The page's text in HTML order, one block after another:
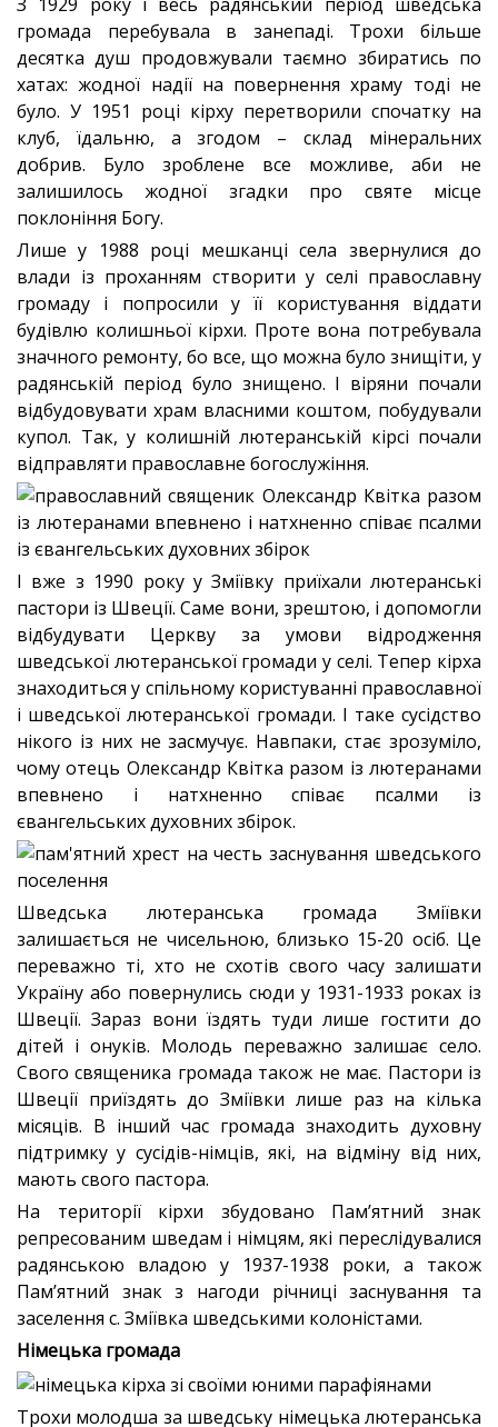
громада перебувала в занепаді. Трохи більше
десятка душ продовжували таємно збиратись по
хатах: жодної надії на повернення храму тоді не
було. У 1951 році кірху перетворили спочатку на
клуб, їдальню, а згодом – склад мінеральних
добрив. Було зроблене все можливе, аби не
залишилось жодної згадки про святе місце
поклоніння Богу.
Лише у 1988 році мешканці села звернулися до
влади із проханням створити у селі православну
громаду і попросили у її користування віддати
будівлю колишньої кірхи. Проте вона потребувала
значного ремонту, бо все, що можна було знищіти, у
радянській період було знищено. І віряни почали
відбудовувати храм власними коштом, побудували
купол. Так, у колишній лютеранській кірсі почали
відправляти православне богослужіння.
І вже з 1990 року у Зміївку приїхали лютеранські
пастори із Швеції. Саме вони, зрештою, і допомогли
відбудувати Церкву за умови відродження
шведської лютеранської громади у селі. Тепер кірха
знаходиться у спільному користуванні православної
і шведської лютеранської громади. І таке сусідство
нікого із них не засмучує. Навпаки, стає зрозуміло,
чому отець Олександр Квітка разом із лютеранами
впевнено і натхненно співає псалми із
євангельських духовних збірок.
Шведська лютеранська громада Зміївки
залишається не чисельною, близько 15-20 осіб. Це
переважно ті, хто не схотів свого часу залишати
Україну або повернулись сюди у 1931-1933 роках із
Швеції. Зараз вони їздять туди лише гостити до
дітей і онуків. Молодь переважно залишає село.
Свого священика громада також не має. Пастори із
Швеції приїздять до Зміївки лише раз на кілька
місяців. В інший час громада знаходить духовну
підтримку у сусідів-німців, які, на відміну від них,
мають свого пастора.
На території кірхи збудовано Пам’ятний знак
репресованим шведам і німцям, які переслідувалися
радянською владою у 1937-1938 роки, а також
Пам’ятний знак з нагоди річниці заснування та
заселення с. Зміївка шведськими колоністами.
Німецька громада
Трохи молодша за шведську німецька лютеранська